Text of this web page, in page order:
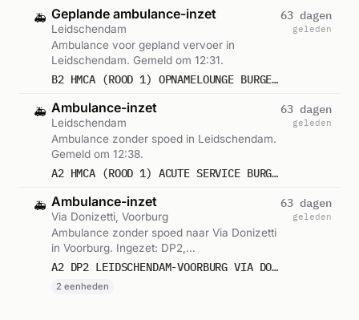
🚑 Geplande ambulance-inzet
Leidschendam
Ambulance voor gepland vervoer in
Leidschendam. Gemeld om 12:31.
B2 HMCA (ROOD 1) OPNAMELOUNGE BURGEMEESTER BANNINGLAA LEIDDM : (MEDIUM CARE) 15213
63 dagen
geleden
🚑 Ambulance-inzet
Leidschendam
Ambulance zonder spoed in Leidschendam.
Gemeld om 12:38.
A2 HMCA (ROOD 1) ACUTE SERVICE BURGEMEESTER BANNINGLA LEIDDM : 15138
63 dagen
geleden
🚑 Ambulance-inzet
Via Donizetti, Voorburg
Ambulance zonder spoed naar Via Donizetti
in Voorburg. Ingezet: DP2,
Voorwaardescheppend. Gemeld om 12:44.A2 DP2 LEIDSCHENDAM-VOORBURG VIA DONIZETTI VOORB VWS 15119
2 eenheden
63 dagen
geleden